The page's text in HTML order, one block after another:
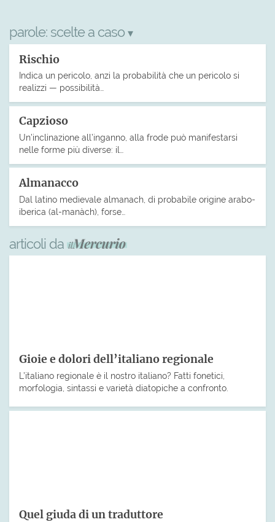
parole: scelte a caso ▾
Rischio
Indica un pericolo, anzi la probabilità che un pericolo si
realizzi — possibilità…
Capzioso
Un’inclinazione all’inganno, alla frode può manifestarsi
nelle forme più diverse: il…
Almanacco
Dal latino medievale almanach, di probabile origine arabo-
iberica (al-manàch), forse…
articoli da
Gioie e dolori dell’italiano regionale
L’italiano regionale è il nostro italiano? Fatti fonetici,
morfologia, sintassi e varietà diatopiche a confronto.
Quel giuda di un traduttore